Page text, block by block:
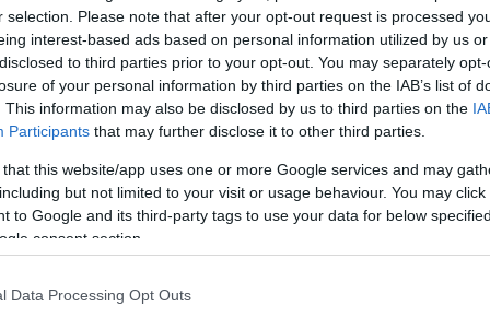
selection. Please note that after your opt-out request is processed
interest-based ads based on personal information utilized by us
to third parties prior to your opt-out. You may separately
of your personal information by third parties on the IAB’s list of
This information may also be disclosed by us to third parties on the
Participants that may further disclose it to other third parties.
that this website/app uses one or more Google services and may
but not limited to your visit or usage behaviour. You may
to Google and its third-party tags to use your data for below
consent section.
Data Processing Opt Outs
e
vagy
Az első magyarországi Moholy-Nagy performance
debütált szerdán a Millenárison. A negatív VARIETÉ
című sziluett előadás Fény lények, lebilincselő
játék, testek ritmusos, egymásba oldódó
Hétköznapi torz tükreink, sebesség és külvárosi